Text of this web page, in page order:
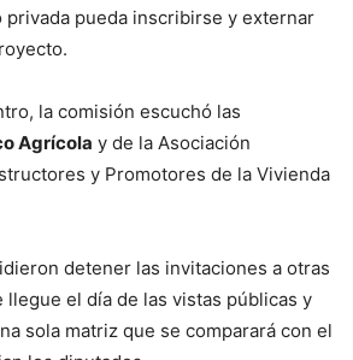
pueda inscribirse y externar
la comisión escuchó las
Agrícola y de la Asociación
y Promotores de la Vivienda
detener las invitaciones a otras
llegue el día de las vistas públicas y
sola matriz que se comparará con el